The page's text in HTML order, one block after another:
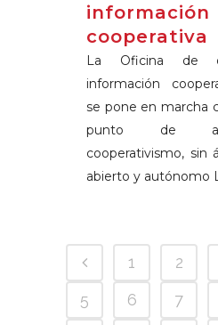
información
cooperativa
La Oficina de
información
se pone en marcha
punto de
cooperativismo, sin
abierto y autónomo
1 2
5
6 7